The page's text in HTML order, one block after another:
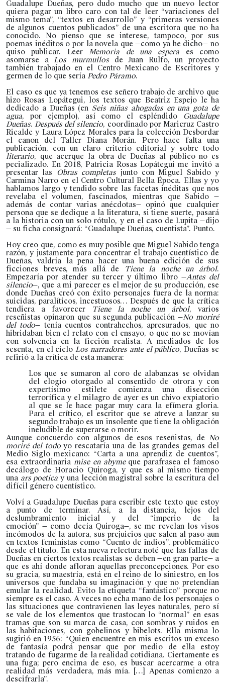
Guadalupe Dueñas, pero dudo mucho que un nuevo lector
quiera pagar un libro caro con tal de leer “variaciones del
mismo tema”, “textos en desarrollo” y “primeras versiones
de algunos cuentos publicados” de una escritora que no ha
conocido. No pienso que se interese, tampoco, por sus
poemas inéditos o por la novela que —como ya he dicho— no
quiso publicar. LeerMemoria de una espera es como
asomarse aLos murmullosde Juan Rulfo, un proyecto
también trabajado en el Centro Mexicano de Escritores y
germen de lo que sería Pedro Páramo.
El caso es que ya tenemos ese señero trabajo de archivo que
hizo Rosas Lopátegui, los textos que Beatriz Espejo le ha
dedicado a Dueñas (en Seis niñas ahogadas en una gota de
agua, por ejemplo), así como el espléndido Guadalupe
Dueñas.Después del silencio, coordinado por Maricruz Castro
Ricalde y Laura López Morales para la colección Desbordar
el canon del Taller Diana Morán. Pero hace falta una
publicación, con un claro criterio editorial y sobre todo
literario, que acerque la obra de Dueñas al público no es
pecializado. En 2018, Patricia Rosas Lopátegui me invitó a
presentar las Obras completas junto con Miguel Sabido y
Carmina Narro en el Centro Cultural Bella Época. Ellas y yo
hablamos largo y tendido sobre las facetas inéditas que nos
revelaba el volumen, fascinados, mientras que Sabido —
además de contar varias anécdotas— opinó que cualquier
persona que se dedique a la literatura, si tiene suerte, pasará
a la historia con un solo rótulo, y en el caso de Lupita —dijo
— su ficha consignará: “Guadalupe Dueñas, cuentista”. Punto.
Hoy creo que, como es muy posible que Miguel Sabido tenga
razón, y justamente para concentrar el trabajo cuentístico de
Dueñas, valdría la pena hacer una buena edición de sus
ficciones breves, más allá de
Tiene la noche un árbol.
Empezaría por atender su tercer y último libro —Antes del
silencio—, que a mi parecer es el mejor de su producción, ese
donde Dueñas creó con éxito personajes fuera de la norma:
suicidas, paralíticos, incestuosos… Después de que la crítica
tendiera a favorecer
Tiene la noche un árbol, varios
reseñistas opinaron que su segunda publicación —No moriré
del todo— tenía cuentos contrahechos, apresurados, que no
hibridaban bien el relato con el ensayo, o que no se movían
con solvencia en la ficción realista. A mediados de los
sesenta, en el cicloLos narradores ante el público, Dueñas se
refirió a la crítica de esta manera:
Los que se sumaron al coro de alabanzas se olvidan
del elogio otorgado al consentido de otrora y con
expertísimo estilete comienza una disección
terrorífica y el milagro de ayer es un chivo expiatorio
al que se le hace pagar muy cara la efímera gloria.
Para el crítico, el escritor que se atreve a lanzar su
segundo trabajo es un insolente que tiene la obligación
ineludible de superarse o morir.
Aunque concuerdo con algunos de esos reseñistas, de No
moriré del todoyo rescataría una de las grandes gemas del
Medio Siglo mexicano: “Carta a una aprendiz de cuentos”,
esa extraordinaria mise en abymeque parafrasea el famoso
decálogo de Horacio Quiroga, y que es al mismo tiempo
una ars poetica y una lección magistral sobre la escritura del
difícil género cuentístico.
Volví a Guadalupe Dueñas para escribir este texto que estoy
a punto de terminar. Así, a la distancia, lejos del
deslumbramiento inicial y del “imperio de la
emoción” — como decía Quiroga—, se me revelan los visos
incómodos de la autora, sus prejuicios que salen al paso aun
en textos feministas como “Cuento de indios”, problemático
desde el título. En esta nueva relectura noté que las fallas de
Dueñas en ciertos textos realistas se deben —en gran parte— a
que es ahí donde afloran aquellas preconcepciones. Por eso
su gracia, su maestría, está en el reino de lo siniestro, en los
universos que fundaba su imaginación y que no pretendían
emular la realidad. Evito la etiqueta “fantástico” porque no
siempre es el caso. A veces no echa mano de los personajes o
las situaciones que contravienen las leyes naturales, pero sí
se vale de los elementos que trastocan lo “normal” en esas
tramas que son su marca de casa, con sombras y ruidos en
las habitaciones, con gobelinos y bibelots. Ella misma lo
sugirió en 1956: “Quien encuentre en mis escritos un exceso
de fantasía podrá pensar que por medio de ella estoy
tratando de fugarme de la realidad cotidiana. Ciertamente es
una fuga; pero encima de eso, es buscar acercarme a otra
realidad más verdadera, más mía. […] Apenas comienzo a
descifrarla”.